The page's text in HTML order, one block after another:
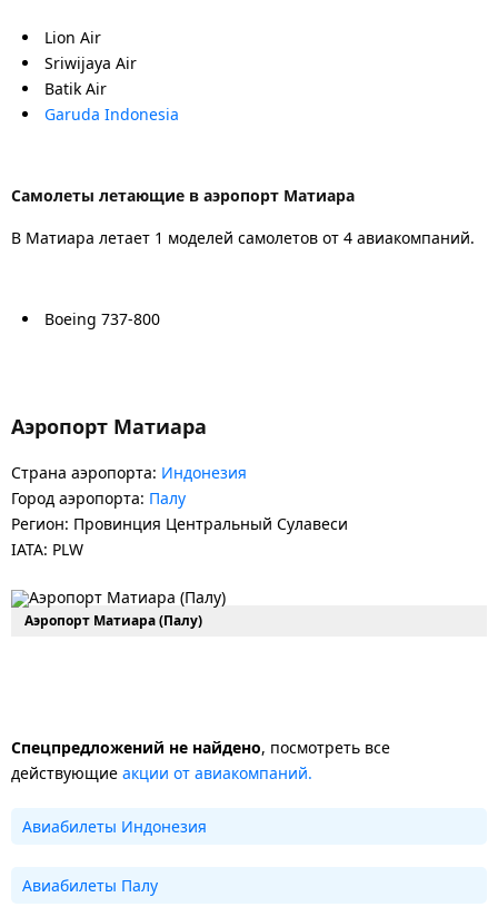
Lion Air
Sriwijaya Air
Batik Air
Garuda Indonesia
Самолеты летающие в аэропорт Матиара
В Матиара летает 1 моделей самолетов от 4 авиакомпаний.
Boeing 737-800
Аэропорт Матиара
Страна аэропорта: Индонезия
Город аэропорта: Палу
Регион: Провинция Центральный Сулавеси
IATA: PLW
Аэропорт Матиара (Палу)
Спецпредложений не найдено, посмотреть все
действующие акции от авиакомпаний.
Авиабилеты Индонезия
Авиабилеты Палу